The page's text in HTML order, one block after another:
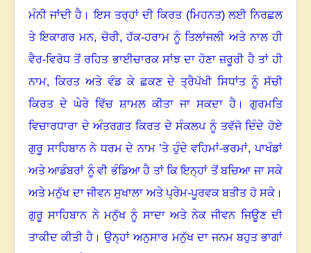
ਮੰਨੀ ਜਾਂਦੀ ਹੈ ।ਇਸ ਤਰ੍ਹਾਂ ਦੀ ਕਿਰਤ (ਮਿਹਨਤ) ਲਈ ਨਿਰਛਲ
ਤੇ ਇਕਾਗਰ ਮਨ, ਚੋਰੀ,ਹੱਕ-ਹਰਾਮ ਨੂੰ ਤਿਲਾਂਜਲੀ ਅਤੇ ਨਾਲ ਹੀ
ਵੈਰ-ਵਿਰੋਧ ਤੋਂ ਰਹਿਤ ਭਾਈਚਾਰਕ ਸਾਂਝ ਦਾ ਹੋਣਾ ਜ਼ਰੂਰੀ ਹੈ ਤਾਂ ਹੀ
ਨਾਮ, ਕਿਰਤ ਅਤੇ ਵੰਡ ਕੇ ਛਕਣ ਦੇ ਤ੍ਰੈਪੱਖੀ ਸਿਧਾਂਤ ਨੂੰ ਸੱਚੀ
ਕਿਰਤ ਦੇ ਘੇਰੇ ਵਿੱਚ ਸ਼ਾਮਲ ਕੀਤਾ ਜਾ ਸਕਦਾ ਹੈ । ਗੁਰਮਤਿ
ਵਿਚਾਰਧਾਰਾ ਦੇ ਅੰਤਰਗਤ ਕਿਰਤ ਦੇ ਸੰਕਲਪ ਨੂੰ ਤਵੱਜੋ ਦਿੰਦੇ ਹੋਏ
ਗੁਰੂ ਸਾਹਿਬਾਨ ਨੇ ਧਰਮ ਦੇ ਨਾਮ ’ਤੇ ਹੁੰਦੇ ਵਹਿਮਾਂ-ਭਰਮਾਂ,ਪਾਖੰਡਾਂ
ਅਤੇ ਆਡੰਬਰਾਂ ਨੂੰ ਵੀ ਭੰਡਿਆ ਹੈ ਤਾਂ ਕਿ ਇਨ੍ਹਾਂ ਤੋਂ ਬਚਿਆ ਜਾ ਸਕੇ
ਅਤੇ ਮਨੁੱਖ ਦਾ ਜੀਵਨ ਸੁਖਾਲਾ ਅਤੇ ਪ੍ਰੇਮ-ਪੂਰਵਕ ਬਤੀਤ ਹੋ ਸਕੇ।
ਗੁਰੂ ਸਾਹਿਬਾਨ ਨੇ ਮਨੁੱਖ ਨੂੰ ਸਾਦਾ ਅਤੇ ਨੇਕ ਜੀਵਨ ਜਿਊਣ ਦੀ
ਤਾਕੀਦ ਕੀਤੀ ਹੈ ।ਉਨ੍ਹਾਂ ਅਨੁਸਾਰ ਮਨੁੱਖ ਦਾ ਜਨਮ ਬਹੁਤ ਭਾਗਾਂ